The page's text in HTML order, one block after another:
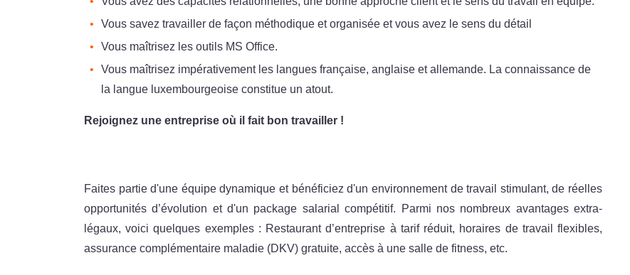
Vous savez travailler de façon méthodique et organisée et vous avez le sens du détail
Vous maîtrisez les outils MS Office.
Vous maîtrisez impérativement les langues française, anglaise et allemande. La connaissance de
la langue luxembourgeoise constitue un atout.
Rejoignez une entreprise où il fait bon travailler !
Faites partie d'une équipe dynamique et bénéficiez d'un environnement de travail stimulant, de réelles
opportunités d’évolution et d'un package salarial compétitif. Parmi nos nombreux avantages extra-
légaux, voici quelques exemples : Restaurant d’entreprise à tarif réduit, horaires de travail flexibles,
assurance complémentaire maladie (DKV) gratuite, accès à une salle de fitness, etc.